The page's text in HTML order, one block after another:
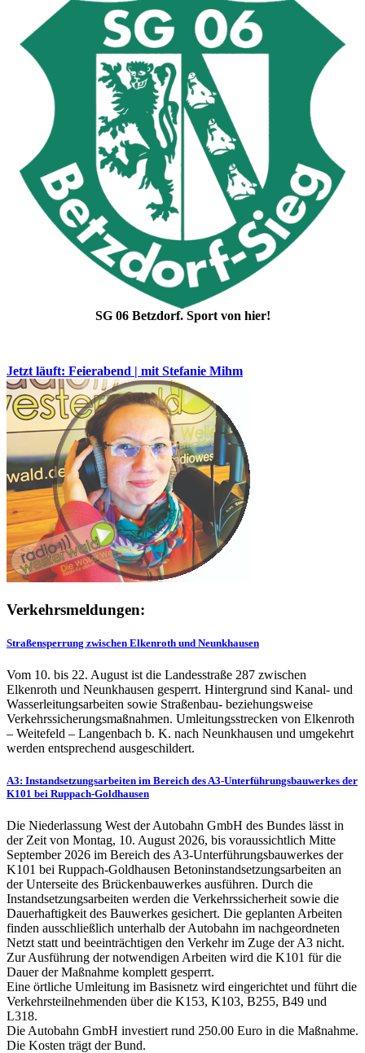
SG 06 Betzdorf. Sport von hier!
Jetzt läuft: Feierabend | mit Stefanie Mihm
Verkehrsmeldungen:
Straßensperrung zwischen Elkenroth und Neunkhausen
Vom 10. bis 22. August ist die Landesstraße 287 zwischen
Elkenroth und Neunkhausen gesperrt. Hintergrund sind Kanal- und
Wasserleitungsarbeiten sowie Straßenbau- beziehungsweise
Verkehrssicherungsmaßnahmen. Umleitungsstrecken von Elkenroth
– Weitefeld – Langenbach b. K. nach Neunkhausen und umgekehrt
werden entsprechend ausgeschildert.
A3: Instandsetzungsarbeiten im Bereich des A3-Unterführungsbauwerkes der
K101 bei Ruppach-Goldhausen
Die Niederlassung West der Autobahn GmbH des Bundes lässt in
der Zeit von Montag, 10. August 2026, bis voraussichtlich Mitte
September 2026 im Bereich des A3-Unterführungsbauwerkes der
K101 bei Ruppach-Goldhausen Betoninstandsetzungsarbeiten an
der Unterseite des Brückenbauwerkes ausführen. Durch die
Instandsetzungsarbeiten werden die Verkehrssicherheit sowie die
Dauerhaftigkeit des Bauwerkes gesichert. Die geplanten Arbeiten
finden ausschließlich unterhalb der Autobahn im nachgeordneten
Netzt statt und beeinträchtigen den Verkehr im Zuge der A3 nicht.
Zur Ausführung der notwendigen Arbeiten wird die K101 für die
Dauer der Maßnahme komplett gesperrt.
Eine örtliche Umleitung im Basisnetz wird eingerichtet und führt die
Verkehrsteilnehmenden über die K153, K103, B255, B49 und
L318.
Die Autobahn GmbH investiert rund 250.00 Euro in die Maßnahme.
Die Kosten trägt der Bund.